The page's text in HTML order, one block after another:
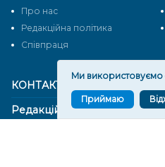
КОНТАКТИ
Редакційний відділ:
Про нас
Редакційна політика
Cпівпраця
Ми використовуємо
Приймаю